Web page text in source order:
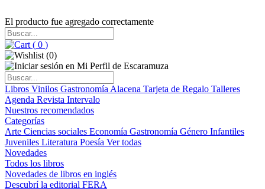
El producto fue agregado correctamente
( 0 )
(0)
Libros Vinilos Gastronomía Alacena Tarjeta de Regalo Talleres
Agenda Revista Intervalo
Nuestros recomendados
Categorías
Arte Ciencias sociales Economía Gastronomía Género Infantiles
Juveniles Literatura Poesía Ver todas
Novedades
Todos los libros
Novedades de libros en inglés
Descubrí la editorial FERA